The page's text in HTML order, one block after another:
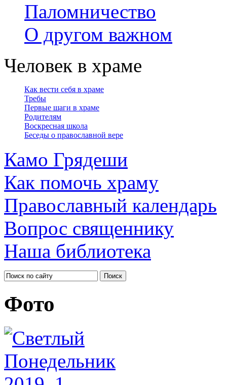
Паломничество
О другом важном
Человек в храме
Как вести себя в храме
Требы
Первые шаги в храме
Родителям
Воскресная школа
Беседы о православной вере
Камо Грядеши
Как помочь храму
Православный календарь
Вопрос священнику
Наша библиотека
Фото